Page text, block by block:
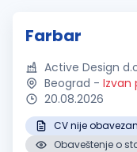
Farbar
Active Design
Beograd - Izvan
20.08.2026
CV nije obavezan
Obaveštenje o